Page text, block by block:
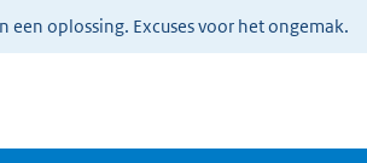
oplossing. Excuses voor het ongemak.